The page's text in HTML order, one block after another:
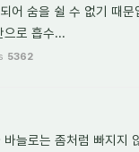
어 숨을 쉴 수 없기 때
으로 흡수...
5362
늘로는 좀처럼 빠지지